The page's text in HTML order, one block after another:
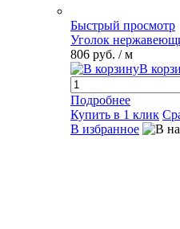
Быстрый просмотр
Уголок
806 руб. / м
В
Подробнее
Купить в 1 клик
В избранное